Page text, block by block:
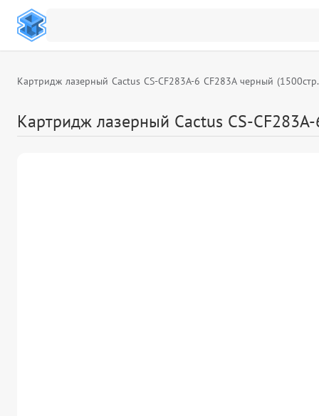
Картридж лазерный Cactus CS-CF283A-6 CF283A черный
Картридж лазерный Cactus CS-